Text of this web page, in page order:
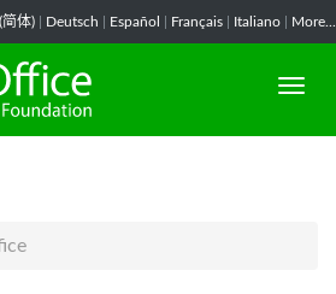
简体) Deutsch Español Français Italiano More...